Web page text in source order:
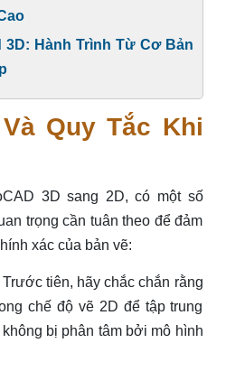
3D: Hành Trình Từ Cơ Bản
Quy Tắc Khi
3D sang 2D, có một số
trọng cần tuân theo để đảm
xác của bản vẽ:
tiên, hãy chắc chắn rằng
chế độ vẽ 2D để tập trung
bị phân tâm bởi mô hình